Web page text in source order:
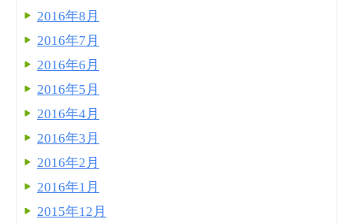
2016年8月
2016年7月
2016年6月
2016年5月
2016年4月
2016年3月
2016年2月
2016年1月
2015年12月